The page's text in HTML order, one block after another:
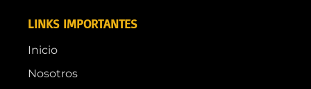
LINKS IMPORTANTES
Inicio
Nosotros